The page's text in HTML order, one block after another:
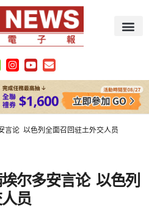
言论 以色列全面召回驻土外交人员
埃尔多安言论 以色列
员